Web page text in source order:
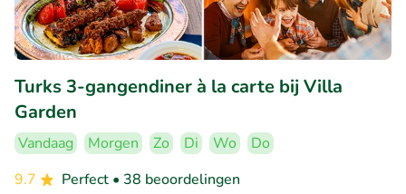
Turks 3-gangendiner à la carte bij Villa
Garden
Vandaag Morgen Zo Di Wo
Do
9.7
Perfect • 38 beoordelingen